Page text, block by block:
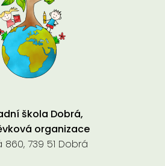
škola Dobrá,
organizace
860, 739 51 Dobrá